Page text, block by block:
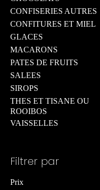
CONFISERIES AUTRES
CONFITURES ET MIEL
GLACES
MACARONS
PATES DE FRUITS
SALEES
SIROPS
THES ET TISANE OU
ROOIBOS
VAISSELLES
Filtrer par
Prix